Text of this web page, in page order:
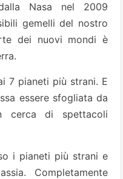
Nasa nel 2009
gemelli del nostro
dei nuovi mondi è
7 pianeti più strani. E
essere sfogliata da
cerca di spettacoli
i pianeti più strani e
Completamente